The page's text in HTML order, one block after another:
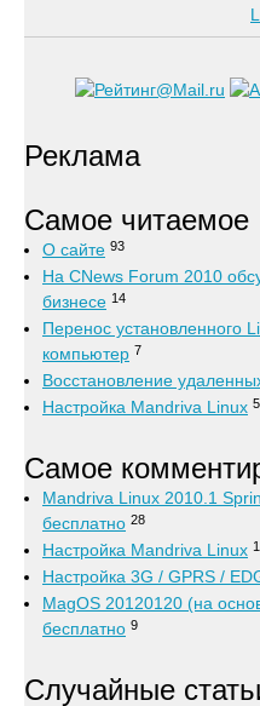
Реклама
Самое читаемое
О сайте 93
На CNews Forum 2010
бизнесе 14
Перенос установленного
компьютер 7
Восстановление
Настройка Mandriva Linux 5
Самое
Mandriva Linux 2010.1
бесплатно 28
Настройка Mandriva Linux
Настройка 3G / GPRS /
MagOS 20120120 (на
бесплатно 9
Случайные